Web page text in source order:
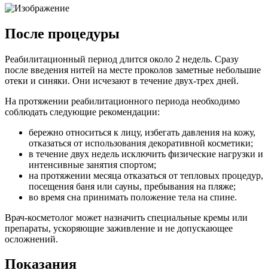
После процедуры
Реабилитационный период длится около 2 недель. Сразу
после введения нитей на месте проколов заметные небольшие
отеки и синяки. Они исчезают в течение двух-трех дней.
На протяжении реабилитационного периода необходимо
соблюдать следующие рекомендации:
бережно относиться к лицу, избегать давления на кожу,
отказаться от использования декоративной косметики;
в течение двух недель исключить физические нагрузки и
интенсивные занятия спортом;
на протяжении месяца отказаться от тепловых процедур,
посещения баня или сауны, пребывания на пляже;
во время сна принимать положение тела на спине.
Врач-косметолог может назначить специальные кремы или
препараты, ускоряющие заживление и не допускающее
осложнений.
Показания